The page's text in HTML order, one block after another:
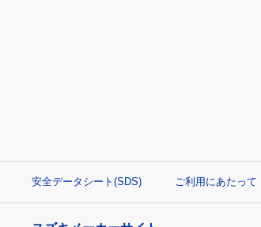
安全データシート(SDS) ご利用にあたって